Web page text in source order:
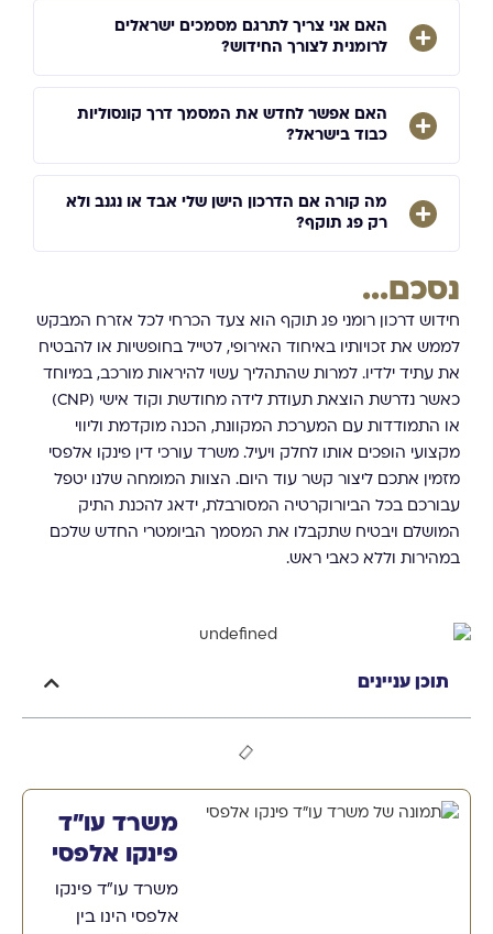
האם אני צריך לתרגם מסמכים ישראלים
לרומנית לצורך החידוש?
האם אפשר לחדש את המסמך דרך קונסוליות
כבוד בישראל?
מה קורה אם הדרכון הישן שלי אבד או נגנב ולא
רק פג תוקף?
נסכם...
חידוש דרכון רומני פג תוקף הוא צעד הכרחי לכל אזרח המבקש
לממש את זכויותיו באיחוד האירופי, לטייל בחופשיות או להבטיח
את עתיד ילדיו. למרות שהתהליך עשוי להיראות מורכב, במיוחד
כאשר נדרשת הוצאת תעודת לידה מחודשת וקוד אישי (CNP)
או התמודדות עם המערכת המקוונת, הכנה מוקדמת וליווי
מקצועי הופכים אותו לחלק ויעיל. משרד עורכי דין פינקו אלפסי
מזמין אתכם ליצור קשר עוד היום. הצוות המומחה שלנו יטפל
עבורכם בכל הביורוקרטיה המסורבלת, ידאג להכנת התיק
המושלם ויבטיח שתקבלו את המסמך הביומטרי החדש שלכם
במהירות וללא כאבי ראש.
תוכן עניינים
משרד עו"ד
פינקו אלפסי
משרד עו"ד פינקו
אלפסי הינו בין